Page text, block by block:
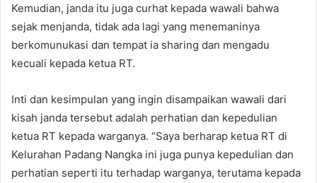
Kemudian, janda itu juga curhat kepada wawali bahwa
sejak menjanda, tidak ada lagi yang menemaninya
berkomunukasi dan tempat ia sharing dan mengadu
kecuali kepada ketua RT.
Inti dan kesimpulan yang ingin disampaikan wawali dari
kisah janda tersebut adalah perhatian dan kepedulian
ketua RT kepada warganya. “Saya berharap ketua RT di
Kelurahan Padang Nangka ini juga punya kepedulian dan
perhatian seperti itu terhadap warganya, terutama kepada